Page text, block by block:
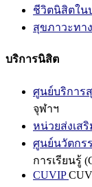
ชีวิตนิสิตใน
สุขภาวะทา
บริการนิสิต
ศูนย์บริการ
จุฬาฯ
หน่วยส่งเส
ศูนย์นวัตกรร
การเรียนรู้
CUVIP